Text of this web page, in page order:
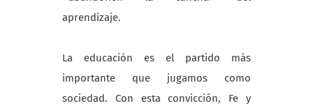
aprendizaje.
La educación es el partido más
importante que jugamos como
sociedad. Con esta convicción, Fe y